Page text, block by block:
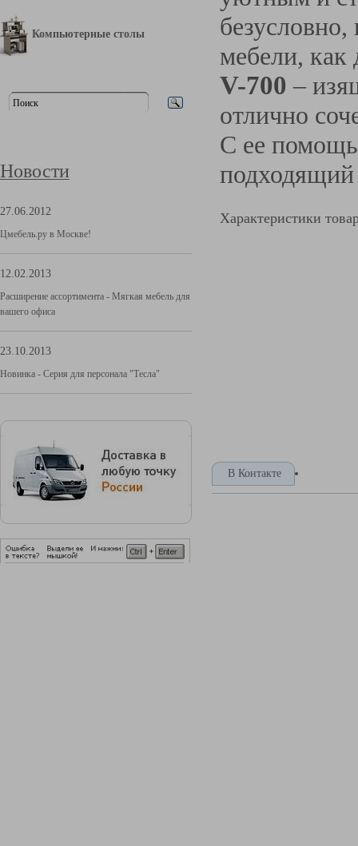
Компьютерные столы
Новости
27.06.2012
Цмебель.ру в Москве!
12.02.2013
Расширение ассортимента - Мягкая мебель для
вашего офиса
23.10.2013
Новинка - Серия для персонала "Тесла"
мебели, как
V-700 –
отлично
С ее
Характеристики
В Контакте